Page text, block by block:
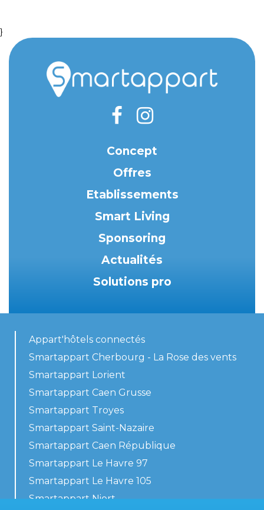
}
Concept
Offres
Etablissements
Smart Living
Sponsoring
Actualités
Solutions pro
Appart'hôtels connectés
Smartappart Cherbourg - La Rose des vents
Smartappart Lorient
Smartappart Caen Grusse
Smartappart Troyes
Smartappart Saint-Nazaire
Smartappart Caen République
Smartappart Le Havre 97
Smartappart Le Havre 105
Smartappart Niort